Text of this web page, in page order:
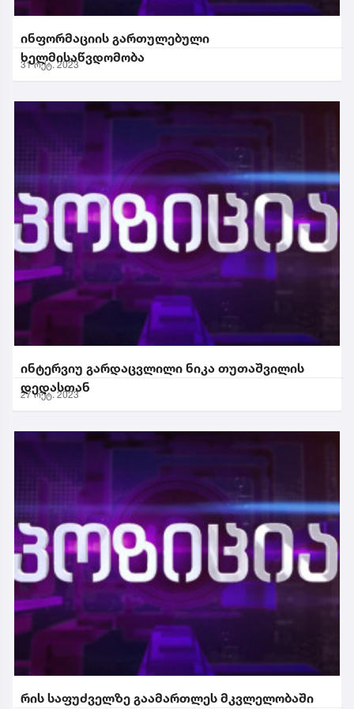
ინფორმაციის გართულებული
ხელმისაწვდომობა
31 ოქტ. 2023
ინტერვიუ გარდაცვლილი ნიკა თუთაშვილის
დედასთან
27 ოქტ. 2023
რის საფუძველზე გაამართლეს მკვლელობაში